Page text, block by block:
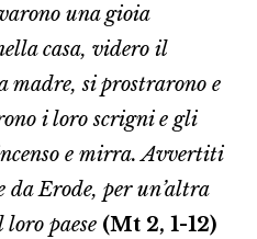
una gioia
casa, videro il
madre, si prostrarono e
i loro scrigni e gli
e mirra. Avvertiti
da Erode, per un’altra
paese (Mt 2, 1-12)